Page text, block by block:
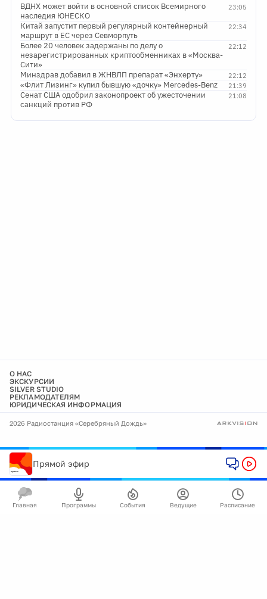
23:05
ВДНХ может войти в основной список Всемирного
наследия ЮНЕСКО
22:34
Китай запустит первый регулярный контейнерный
маршрут в ЕС через Севморпуть
22:12
Более 20 человек задержаны по делу о
незарегистрированных криптообменниках в «Москва-
Сити»
22:12
Минздрав добавил в ЖНВЛП препарат «Энхерту»
21:39
«Флит Лизинг» купил бывшую «дочку» Mercedes-Benz
21:08
Сенат США одобрил законопроект об ужесточении
санкций против РФ
О НАС
ЭКСКУРСИИ
SILVER STUDIO
РЕКЛАМОДАТЕЛЯМ
ЮРИДИЧЕСКАЯ ИНФОРМАЦИЯ
2026 Радиостанция «Серебряный Дождь»
Прямой эфир
Главная Программы События Ведущие Расписание